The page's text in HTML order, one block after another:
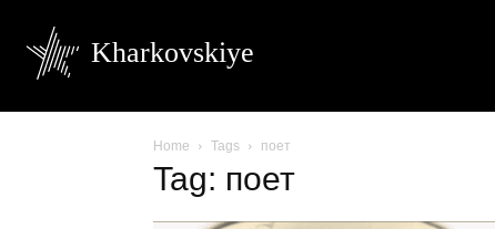
Kharkovskiye
Home Tags поет
Tag: поет